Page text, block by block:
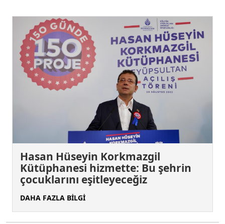
Hasan Hüseyin Korkmazgil
Kütüphanesi hizmette: Bu şehrin
çocuklarını eşitleyeceğiz
DAHA FAZLA BİLGİ